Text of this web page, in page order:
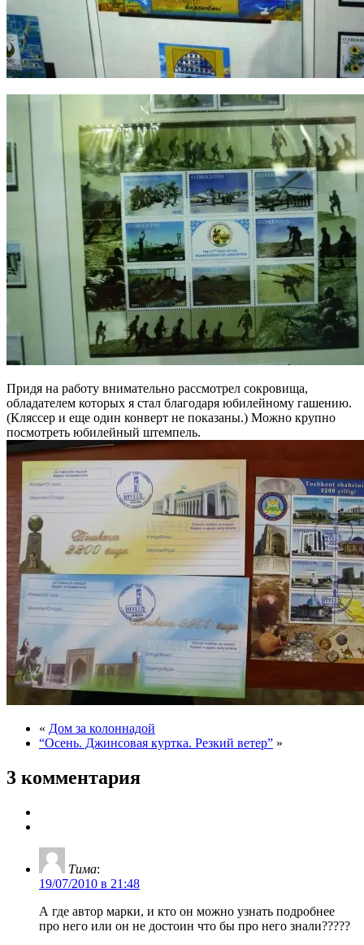
Придя на работу внимательно рассмотрел сокровища,
обладателем которых я стал благодаря юбилейному гашению.
(Кляссер и еще один конверт не показаны.) Можно крупно
посмотреть юбилейный штемпель.
« Дом за колоннадой
“Осень. Джинсовая куртка. Резкий ветер” »
3 комментария
Тима:
19/07/2010 в 21:48
А где автор марки, и кто он можно узнать подробнее
про него или он не достоин что бы про него знали?????